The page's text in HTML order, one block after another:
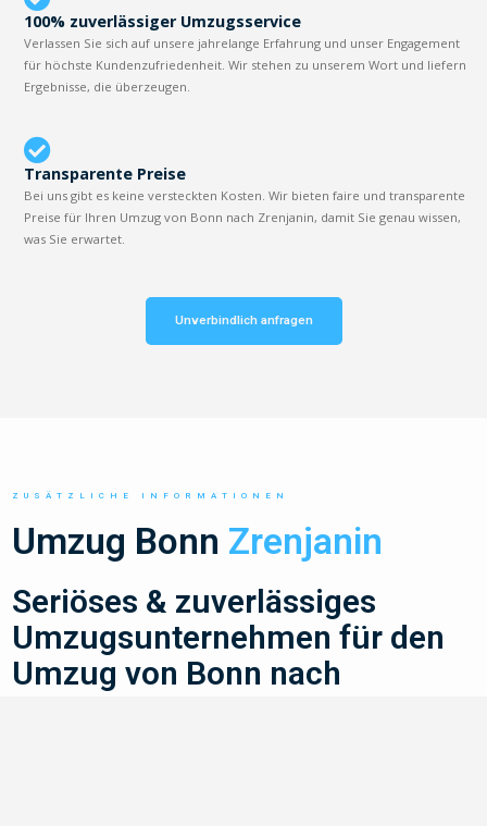
100% zuverlässiger Umzugsservice
Verlassen Sie sich auf unsere jahrelange Erfahrung und unser Engagement
für höchste Kundenzufriedenheit. Wir stehen zu unserem Wort und liefern
Ergebnisse, die überzeugen.
Transparente Preise
Bei uns gibt es keine versteckten Kosten. Wir bieten faire und transparente
Preise für Ihren Umzug von Bonn nach Zrenjanin, damit Sie genau wissen,
was Sie erwartet.
Unverbindlich anfragen
ZUSÄTZLICHE INFORMATIONEN
Umzug Bonn Zrenjanin
Seriöses & zuverlässiges
Umzugsunternehmen für den
Umzug von Bonn nach